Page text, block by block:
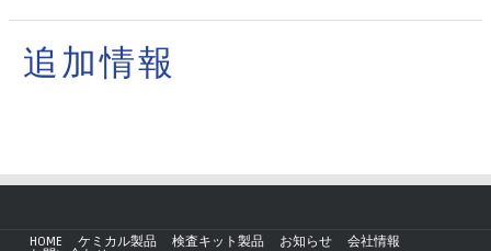
追加情報
HOME ケミカル製品 検査キット製品 お知らせ
会社情報